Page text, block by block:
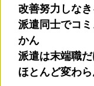
改善努力しな
派遣同士でコ
かん
派遣は末端職
ほとんど変わら